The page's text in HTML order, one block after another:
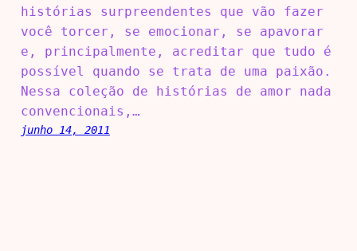
histórias surpreendentes que vão fazer
você torcer, se emocionar, se apavorar
e, principalmente, acreditar que tudo é
possível quando se trata de uma paixão.
Nessa coleção de histórias de amor nada
convencionais,…
junho 14, 2011